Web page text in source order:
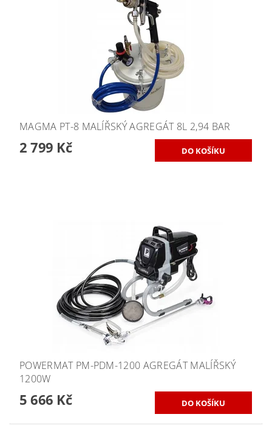
MAGMA PT-8 MALÍŘSKÝ AGREGÁT 8L 2,94 BAR
2 799 Kč
POWERMAT PM-PDM-1200 AGREGÁT MALÍŘSKÝ
1200W
5 666 Kč